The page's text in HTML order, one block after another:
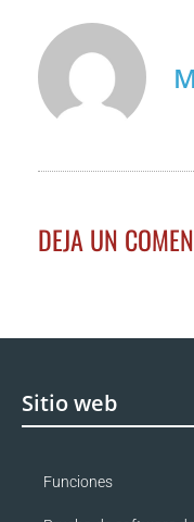
DEJA UN
Sitio web
Funciones